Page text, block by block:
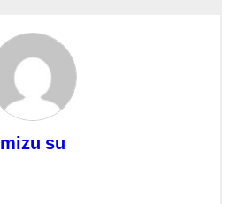
mizu su